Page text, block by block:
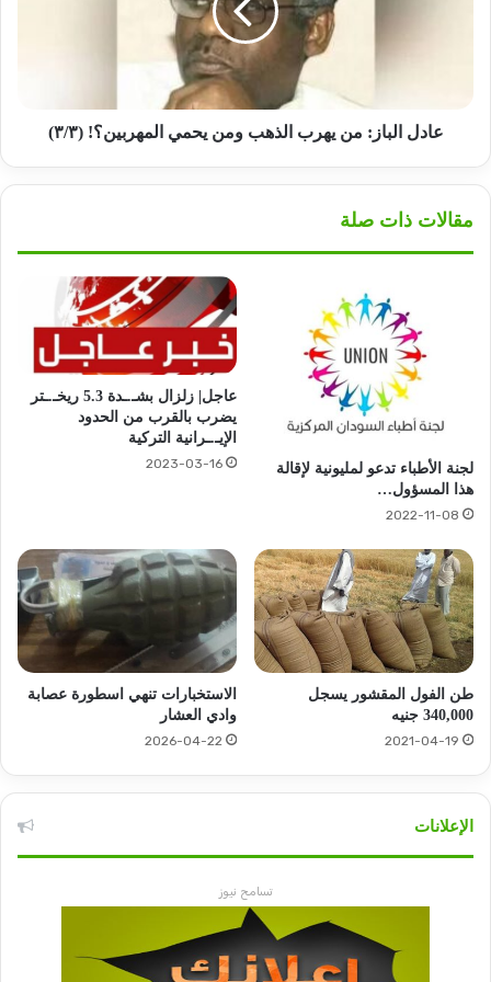
عادل الباز: من يهرب الذهب ومن يحمي المهربين؟! (٣/٣)
مقالات ذات صلة
لجنة الأطباء تدعو لمليونية لإقالة
هذا المسؤول…
2022-11-08
عاجل| زلزال بشـ.ـدة 5.3 ريخـ.ـتر
يضرب بالقرب من الحدود
الإيـ.ـرانية التركية
2023-03-16
طن الفول المقشور يسجل
340,000 جنيه
2021-04-19
الاستخبارات تنهي اسطورة عصابة
وادي العشار
2026-04-22
الإعلانات
تسامح نيوز